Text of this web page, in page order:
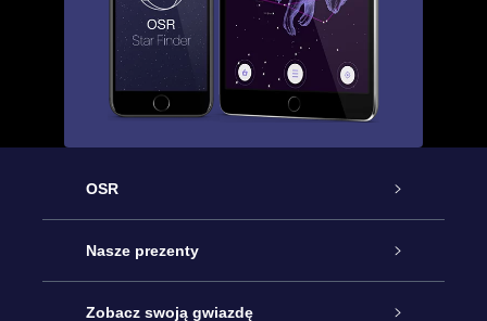
OSR
Obsługa
Kontakt
Nasze prezenty
Podarunek Gwiazda Online
Zobacz swoją gwiazdę